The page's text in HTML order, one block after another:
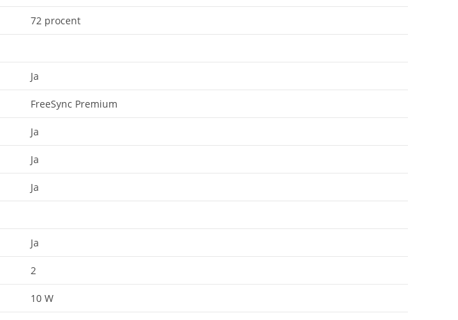
72 procent
Ja
FreeSync Premium
Ja
Ja
Ja
Ja
2
10 W